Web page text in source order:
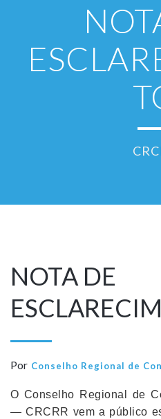
NOTA DE
Por Conselho Regional de
O Conselho Regional de
— CRCRR vem a público